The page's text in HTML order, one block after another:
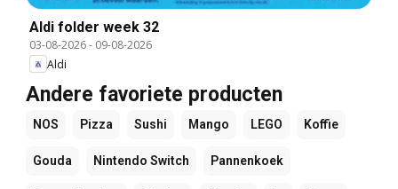
Aldi folder week 32
03-08-2026- 09-08-2026
Aldi
Andere favoriete producten
NOS Pizza Sushi Mango LEGO Koffie
Gouda Nintendo Switch Pannenkoek